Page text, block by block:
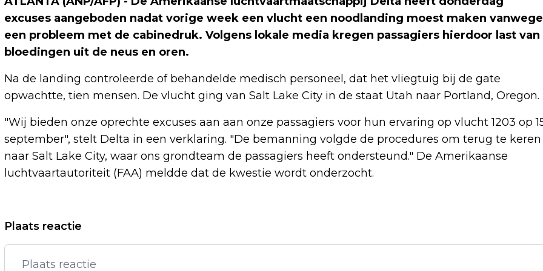
excuses aangeboden nadat vorige week een vlucht een noodlanding moest maken vanwege
een probleem met de cabinedruk. Volgens lokale media kregen passagiers hierdoor last van
bloedingen uit de neus en oren.
Na de landing controleerde of behandelde medisch personeel, dat het vliegtuig bij de gate
opwachtte, tien mensen. De vlucht ging van Salt Lake City in de staat Utah naar Portland, Oregon.
"Wij bieden onze oprechte excuses aan aan onze passagiers voor hun ervaring op vlucht 1203 op
september", stelt Delta in een verklaring. "De bemanning volgde de procedures om terug te keren
naar Salt Lake City, waar ons grondteam de passagiers heeft ondersteund." De Amerikaanse
luchtvaartautoriteit (FAA) meldde dat de kwestie wordt onderzocht.
Vorig artikel
PIEPERS EN WALKIETALKIES NIET
WELKOM OP HET VLIEGVELD VAN
DRAAGT JOUW BAAN BIJ AAN DE
Plaats reactie